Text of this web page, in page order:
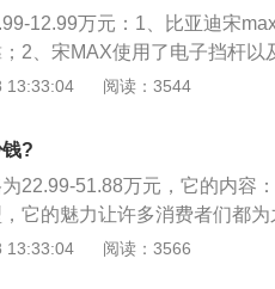
12.99万元：1、比亚迪宋
2、宋MAX使用了电子挡杆以
；3、新车将配备全景天窗、
步控制系统、HBA液压制动
统等；4、宋MAX的外观设计就
造型：大嘴格栅、篆体“宋”字
相连宛如龙须，熠熠生辉，让
13:33:04 阅读：3544
?
22.99-51.88万元，它的内容
它的魅力让许多消费者们都为
，整款车型都给人一种气质高
13:33:04 阅读：3566